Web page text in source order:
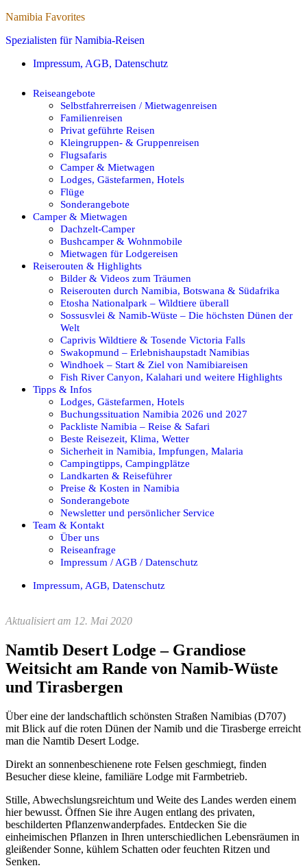
Namibia Favorites
Spezialisten für Namibia-Reisen
Impressum, AGB, Datenschutz
Reiseangebote
Selbstfahrerreisen / Mietwagenreisen
Familienreisen
Privat geführte Reisen
Kleingruppen- & Gruppenreisen
Flugsafaris
Camper & Mietwagen
Lodges, Gästefarmen, Hotels
Flüge
Sonderangebote
Camper & Mietwagen
Dachzelt-Camper
Bushcamper & Wohnmobile
Mietwagen für Lodgereisen
Reiserouten & Highlights
Bilder & Videos zum Träumen
Reiserouten durch Namibia, Botswana & Südafrika
Etosha Nationalpark – Wildtiere überall
Sossusvlei & Namib-Wüste – Die höchsten Dünen der
Welt
Caprivis Wildtiere & Tosende Victoria Falls
Swakopmund – Erlebnishaupstadt Namibias
Windhoek – Start & Ziel von Namibiareisen
Fish River Canyon, Kalahari und weitere Highlights
Tipps & Infos
Lodges, Gästefarmen, Hotels
Buchungssituation Namibia 2026 und 2027
Packliste Namibia – Reise & Safari
Beste Reisezeit, Klima, Wetter
Sicherheit in Namibia, Impfungen, Malaria
Campingtipps, Campingplätze
Landkarten & Reiseführer
Preise & Kosten in Namibia
Sonderangebote
Newsletter und persönlicher Service
Team & Kontakt
Über uns
Reiseanfrage
Impressum / AGB / Datenschutz
Impressum, AGB, Datenschutz
Aktualisiert am 12. Mai 2020
Namtib Desert Lodge – Grandiose
Weitsicht am Rande von Namib-Wüste
und Tirasbergen
Über eine der landschaftlich schönsten Straßen Namibias (D707)
mit Blick auf die roten Dünen der Namib und die Tirasberge erreicht
man die Namtib Desert Lodge.
Direkt an sonnenbeschienene rote Felsen geschmiegt, finden
Besucher diese kleine, familiäre Lodge mit Farmbetrieb.
Stille, Abwechslungsreichtum und Weite des Landes werden einem
hier bewusst. Öffnen Sie ihre Augen entlang des privaten,
beschilderten Pflanzenwanderpfades. Entdecken Sie die
einheimischen Pflanzen in Ihren unterschiedlichen Lebensräumen in
gleißender Sonne, kühlem Schatten oder feuchten Ritzen und
Senken.